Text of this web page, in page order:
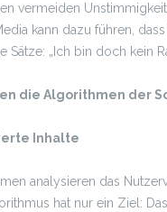
vermeiden
kann dazu führen,
Sätze: „Ich bin doch kein
die Algorithmen der
Inhalte
analysieren das
hat nur ein Ziel: